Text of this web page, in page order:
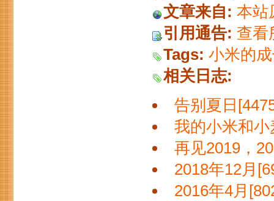
文章来自: 本站
引用通告: 查看
Tags: 小米的
相关日志:
告别夏日
我的小米和小
再见2019，
2018年12月
2016年4月